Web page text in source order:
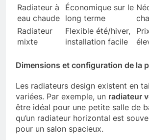
Radiateur à
eau chaude
Économique sur le
long terme
Radiateur
mixte
Flexible été/hiver,
installation facile
Dimensions et configuration de la
Les radiateurs design existent en
variées. Par exemple, un radiateur
être idéal pour une petite salle de
qu’un radiateur horizontal est
pour un salon spacieux.